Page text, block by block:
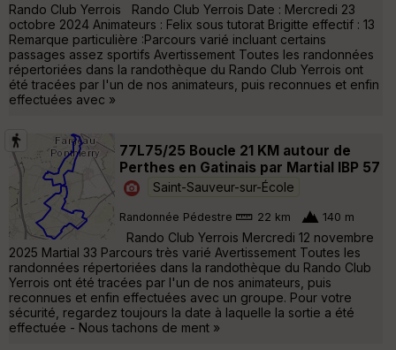
Rando Club Yerrois Rando Club Yerrois Date : Mercredi 23
octobre 2024 Animateurs : Felix sous tutorat Brigitte effectif : 13
Remarque particulière :Parcours varié incluant certains
passages assez sportifs Avertissement Toutes les randonnées
répertoriées dans la randothèque du Rando Club Yerrois ont
été tracées par l'un de nos animateurs, puis reconnues et enfin
effectuées avec »
77L75/25 Boucle 21 KM autour de
Perthes en Gatinais par Martial IBP 57
Saint-Sauveur-sur-École
Randonnée Pédestre 22 km 140 m
Rando Club Yerrois Mercredi 12 novembre
2025 Martial 33 Parcours très varié Avertissement Toutes les
randonnées répertoriées dans la randothèque du Rando Club
Yerrois ont été tracées par l'un de nos animateurs, puis
reconnues et enfin effectuées avec un groupe. Pour votre
sécurité, regardez toujours la date à laquelle la sortie a été
effectuée - Nous tachons de ment »